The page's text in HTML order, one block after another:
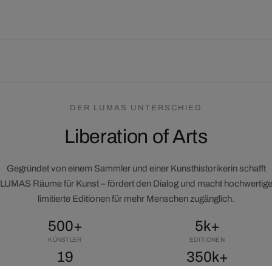
DER LUMAS UNTERSCHIED
Liberation of Arts
Gegründet von einem Sammler und einer Kunsthistorikerin schafft
LUMAS Räume für Kunst – fördert den Dialog und macht hochwertige
limitierte Editionen für mehr Menschen zugänglich.
500+
KÜNSTLER
5k+
EDITIONEN
19 350k+